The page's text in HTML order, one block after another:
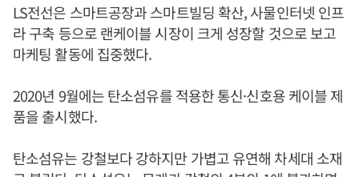
LS전선은 스마트공장과 스마트빌딩 확산, 사물인터넷 인프
라 구축 등으로 랜케이블 시장이 크게 성장할 것으로 보고
마케팅 활동에 집중했다.
2020년 9월에는 탄소섬유를 적용한 통신·신호용 케이블 제
품을 출시했다.
탄소섬유는 강철보다 강하지만 가볍고 유연해 차세대 소재